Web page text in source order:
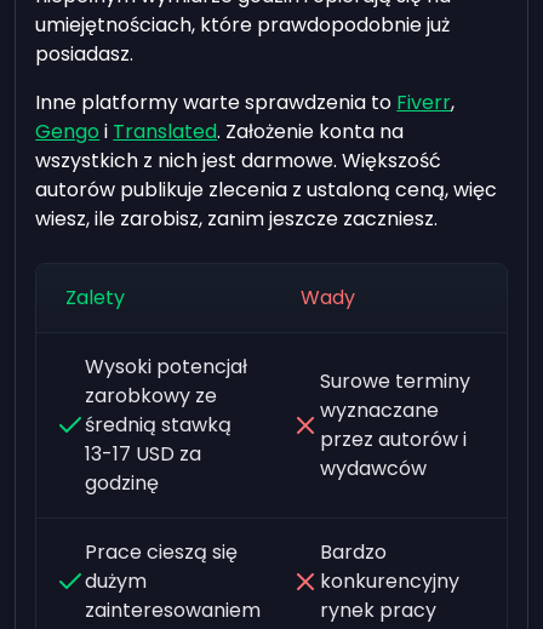
umiejętnościach, które prawdopodobnie już
posiadasz.
Inne platformy warte sprawdzenia to Fiverr,
Gengo i Translated. Założenie konta na
wszystkich z nich jest darmowe. Większość
autorów publikuje zlecenia z ustaloną ceną, więc
wiesz, ile zarobisz, zanim jeszcze zaczniesz.
Zalety Wady
Wysoki potencjał
zarobkowy ze
średnią stawką
13-17 USD za
godzinę
Surowe terminy
wyznaczane
przez autorów i
wydawców
Prace cieszą się
dużym
zainteresowaniem
Bardzo
konkurencyjny
rynek pracy